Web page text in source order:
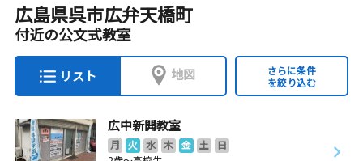
広島県呉市広弁天橋町
付近の公文式教室
リスト 地図
さらに条件
を絞り込む
広中新開教室
月 火 水 木 金 土
日